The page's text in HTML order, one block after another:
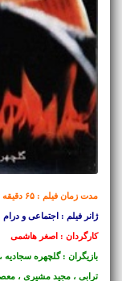
مدت زمان فیلم : ۶۵ دقیقه
ژانر فیلم : اجتماعی و درام
کارگردان : اصغر هاشمی
بازیگران : گلچهره سجادیه
ترابی ، مجید مشیری ،